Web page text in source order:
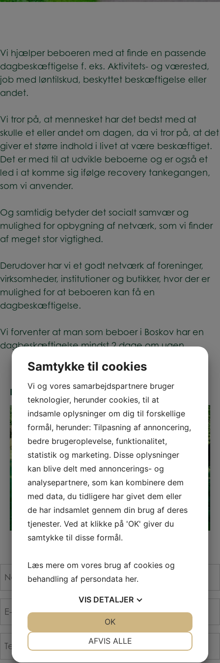
Vi hjælper beboeren med at finde en passende
dagbeskæftigelse f. eks. Aktivitets- og værested,
job med løntilskud, beskyttet beskæftigelse eller
andet.
Vi tror på, at mennesket har det bedst med at
skulle et eller andet om dagen, da vi tror på, at det
giver et større indhold i livet at være beskæftiget.
Det er med til at udvikle beboerne og er også et
led i at komme sig ifølge recovery tankegangen,
som vi anvender.
Og samtidig betyder det socialt samvær og
mulighed for opbygning af netværk, som vi finder
af meget stor vigtighed.
Derudover har vi et godt netværk af foreninger,
virksomheder, institutioner og butikker, hvor der er
mulighed for at beboeren kan få en
dagbeskæftigelse.
Vi forventer at man som beboer i Boskov har en
dagbeskæftigelse mindst 2 dage om ugen.
Kontakt os
mail
Samtykke til cookies
Vi og vores samarbejdspartnere bruger
teknologier, herunder cookies, til at
indsamle oplysninger om dig til forskellige
formål, herunder: Tilpasning af annoncering,
bedre brugeroplevelse, funktionalitet,
statistik og marketing. Disse oplysninger
kan blive delt med annoncerings- og
analysepartnere, som kan kombinere dem
med data, du tidligere har givet dem eller
de har indsamlet gennem din brug af deres
tjenester. Ved at klikke på 'OK' giver du
samtykke til disse formål.
Læs mere om vores brug af cookies og
behandling af persondata her.
VIS DETALJER
AFVIS ALLE
OK